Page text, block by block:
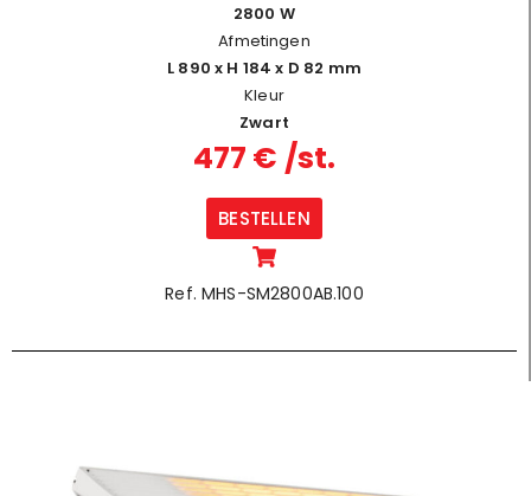
2800 W
Afmetingen
L 890 x H 184 x D 82 mm
Kleur
Zwart
477 € /st.
BESTELLEN
Ref. MHS-SM2800AB.100